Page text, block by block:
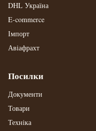
DHL Україна
E-commerce
Імпорт
Авіафрахт
Посилки
Документи
Товари
Техніка